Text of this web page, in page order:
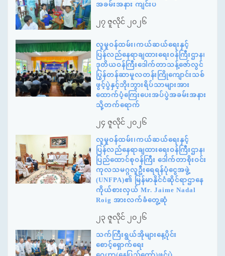
အခမ်းအနား ကျင်းပ
၂၇ ဇူလိုင် ၂၀၂၆
လူမှုဝန်ထမ်း၊ကယ်ဆယ်ရေးနှင့်
ပြန်လည်နေရာချထားရေးဝန်ကြီးဌာန၊
ဒုတိယဝန်ကြီးဒေါက်တာသန့်ဇော်လွင်
ပြွန်တန်ဆာမူလတန်းကြိုကျောင်းသစ်
ဖွင့်ပွဲနှင့်ဘိုးဘွားရိပ်သာများအား
ထောက်ပံ့ကြေးပေးအပ်ပွဲအခမ်းအနား
သို့တက်ရောက်
၂၄ ဇူလိုင် ၂၀၂၆
လူမှုဝန်ထမ်း၊ကယ်ဆယ်ရေးနှင့်
ပြန်လည်နေရာချထားရေးဝန်ကြီးဌာန၊
ပြည်ထောင်စုဝန်ကြီး ဒေါက်တာစိုးဝင်း
ကုလသမဂ္ဂလူဦးရေရန်ပုံငွေအဖွဲ့
(UNFPA)၏ မြန်မာနိုင်ငံဆိုင်ရာဌာနေ
ကိုယ်စားလှယ် Mr. Jaime Nadal
Roig အားလက်ခံတွေ့ဆုံ
၂၃ ဇူလိုင် ၂၀၂၆
သက်ကြီးရွယ်အိုများနေ့ပိုင်း
စောင့်ရှောက်ရေး